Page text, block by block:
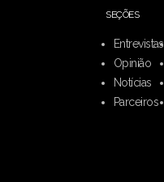
SEÇÕES
Entrevistas
Opinião
Notícias
Parceiros